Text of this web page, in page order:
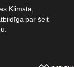
Klimata,
par šeit